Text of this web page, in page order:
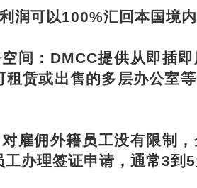
润可以100%汇回本国境
间：DMCC提供从即插
租赁或出售的多层办公室
雇佣外籍员工没有限制
工办理签证申请，通常3到